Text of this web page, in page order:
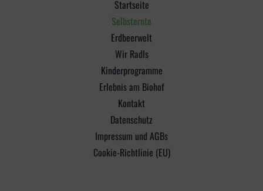
Startseite
Selbsternte
Erdbeerwelt
Wir Radls
Kinderprogramme
Erlebnis am Biohof
Kontakt
Datenschutz
Impressum und AGBs
Cookie-Richtlinie (EU)